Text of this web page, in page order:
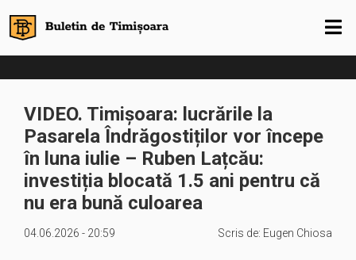
VIDEO. Timișoara: lucrările la
Pasarela Îndrăgostiților vor începe
în luna iulie – Ruben Lațcău:
investiția blocată 1.5 ani pentru că
nu era bună culoarea
04.06.2026 - 20:59 Scris de: Eugen Chiosa